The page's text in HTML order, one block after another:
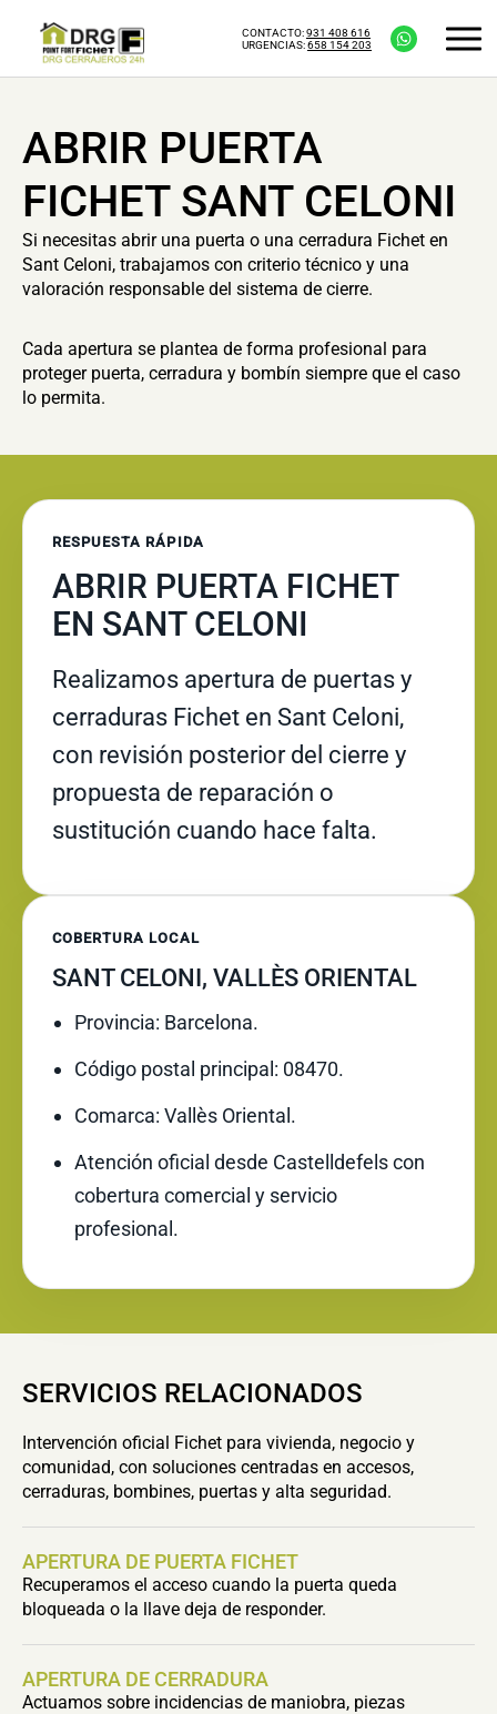
CONTACTO:931 408 616
URGENCIAS:658 154 203
ABRIR PUERTA
FICHET SANT CELONI
Si necesitas abrir una puerta o una cerradura Fichet en
Sant Celoni, trabajamos con criterio técnico y una
valoración responsable del sistema de cierre.
Cada apertura se plantea de forma profesional para
proteger puerta, cerradura y bombín siempre que el caso
lo permita.
RESPUESTA RÁPIDA
ABRIR PUERTA FICHET
EN SANT CELONI
Realizamos apertura de puertas y
cerraduras Fichet en Sant Celoni,
con revisión posterior del cierre y
propuesta de reparación o
sustitución cuando hace falta.
COBERTURA LOCAL
SANT CELONI, VALLÈS ORIENTAL
Provincia: Barcelona.
Código postal principal: 08470.
Comarca: Vallès Oriental.
Atención oficial desde Castelldefels con
cobertura comercial y servicio
profesional.
SERVICIOS RELACIONADOS
Intervención oficial Fichet para vivienda, negocio y
comunidad, con soluciones centradas en accesos,
cerraduras, bombines, puertas y alta seguridad.
APERTURA DE PUERTA FICHET
Recuperamos el acceso cuando la puerta queda
bloqueada o la llave deja de responder.
APERTURA DE CERRADURA
Actuamos sobre incidencias de maniobra, piezas